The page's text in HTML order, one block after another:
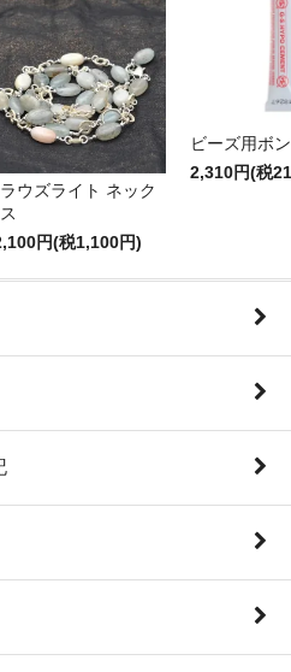
ウズライト ネック
円(税1,100円)
ビーズ用ボ
2,310円(税